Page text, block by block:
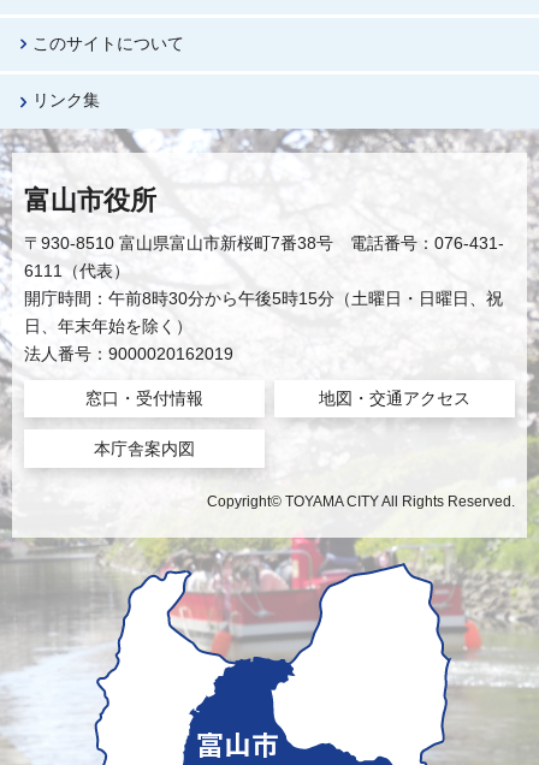
このサイトについて
リンク集
富山市役所
〒930-8510 富山県富山市新桜町7番38号 電話番号：076-431-
6111（代表）
開庁時間：午前8時30分から午後5時15分（土曜日・日曜日、祝
日、年末年始を除く）
法人番号：9000020162019
窓口・受付情報 地図・交通アクセス
本庁舎案内図
Copyright© TOYAMA CITY All Rights Reserved.